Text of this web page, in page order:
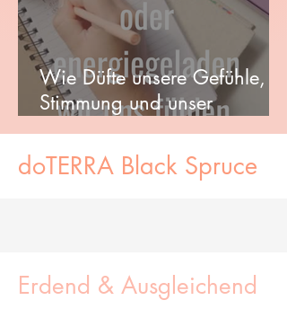
Wie Düfte unsere Gefühle,
Stimmung und unser
Wohlbefinden beeinflussen
können
doTERRA Black Spruce
Erdend & Ausgleichend